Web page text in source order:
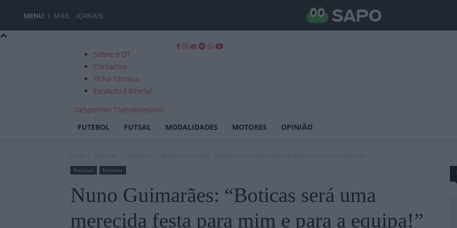
MENU MAIL JORNAIS
Sobre o DT
Contactos
Ficha Técnica
Estatuto Editorial
Desportivo Transmontano
FUTEBOL
FUTSAL MODALIDADES MOTORES OPINIÃO
Notícias Motores
Nuno Guimarães: “Boticas será uma
merecida festa para mim e para a equipa!”